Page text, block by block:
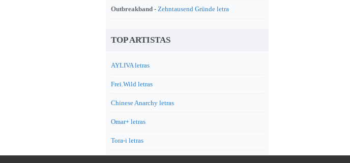
Outbreakband - Zehntausend Gründe letra
TOP ARTISTAS
AYLIVA letras
Frei.Wild letras
Chinese Anarchy letras
Omar+ letras
Tora-i letras